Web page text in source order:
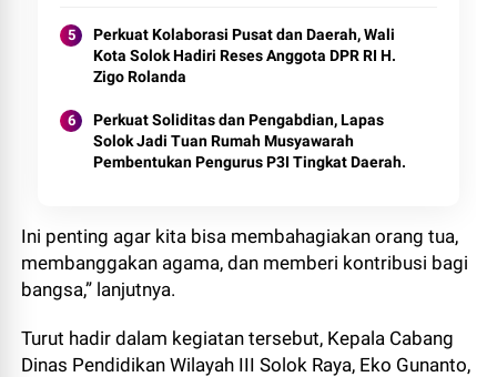
Perkuat Kolaborasi Pusat dan Daerah, Wali
Kota Solok Hadiri Reses Anggota DPR RI H.
Zigo Rolanda
Perkuat Soliditas dan Pengabdian, Lapas
Solok Jadi Tuan Rumah Musyawarah
Pembentukan Pengurus P3I Tingkat Daerah.
Ini penting agar kita bisa membahagiakan orang tua,
membanggakan agama, dan memberi kontribusi bagi
bangsa,” lanjutnya.
Turut hadir dalam kegiatan tersebut, Kepala Cabang
Dinas Pendidikan Wilayah III Solok Raya, Eko Gunanto,